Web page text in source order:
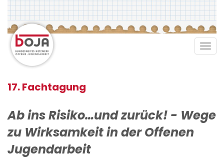
Direkt
zum
Inhalt
17. Fachtagung
Ab ins Risiko…und zurück! - Wege
zu Wirksamkeit in der Offenen
Jugendarbeit